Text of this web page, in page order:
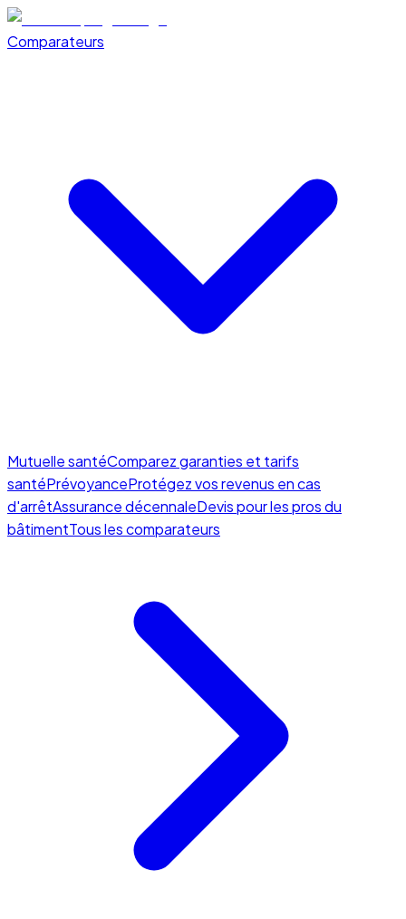
Comparateurs
Mutuelle santéComparez garanties et tarifs
santéPrévoyanceProtégez vos revenus en cas
d'arrêtAssurance décennaleDevis pour les pros du
bâtimentTous les comparateurs